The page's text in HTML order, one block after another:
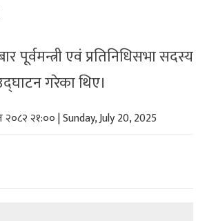
पूर्वमन्त्री एवं प्रतिनिधिसभा सदस्य
गरेका थिए।
२०८२ २१:०० | Sunday, July 20, 2025